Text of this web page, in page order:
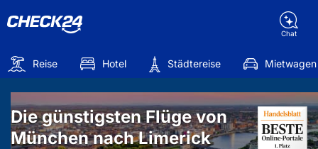
Chat
Reise Hotel Städtereise Mietwagen
Die günstigsten Flüge von
München nach Limerick